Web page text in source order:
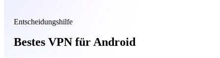
Entscheidungshilfe
Bestes VPN für Android